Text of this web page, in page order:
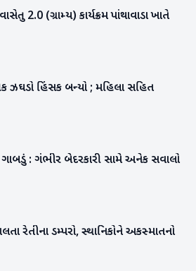
2.0 (ગ્રામ્ય) કાર્યક્રમ પાંથાવાડા ખાતે
ઝઘડો હિંસક બન્યો ; મહિલા સહિત
ગાબડું : ગંભીર બેદરકારી સામે અનેક સવાલો
રેતીના ડમ્પરો, સ્થાનિકોને અકસ્માતનો